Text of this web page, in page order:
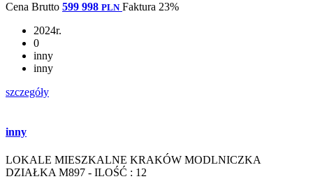
Cena Brutto 599 998 PLN Faktura 23%
2024r.
0
inny
inny
szczegóły
inny
LOKALE MIESZKALNE KRAKÓW MODLNICZKA
DZIAŁKA M897 - ILOŚĆ : 12